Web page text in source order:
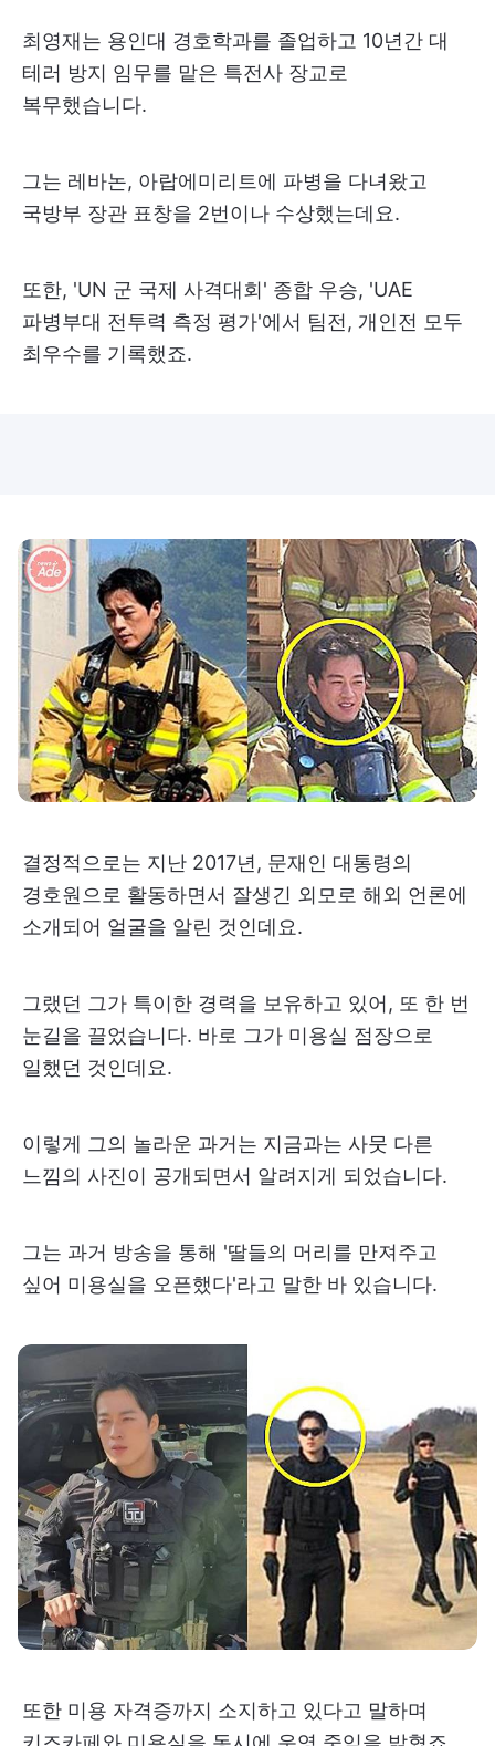
최영재는 용인대 경호학과를 졸업하고 10년간 대
테러 방지 임무를 맡은 특전사 장교로
복무했습니다.
그는 레바논, 아랍에미리트에 파병을 다녀왔고
국방부 장관 표창을 2번이나 수상했는데요.
또한, 'UN 군 국제 사격대회' 종합 우승, 'UAE
파병부대 전투력 측정 평가'에서 팀전, 개인전 모두
최우수를 기록했죠.
결정적으로는 지난 2017년, 문재인 대통령의
경호원으로 활동하면서 잘생긴 외모로 해외 언론에
소개되어 얼굴을 알린 것인데요.
그랬던 그가 특이한 경력을 보유하고 있어, 또 한 번
눈길을 끌었습니다. 바로 그가 미용실 점장으로
일했던 것인데요.
이렇게 그의 놀라운 과거는 지금과는 사뭇 다른
느낌의 사진이 공개되면서 알려지게 되었습니다.
그는 과거 방송을 통해 '딸들의 머리를 만져주고
싶어 미용실을 오픈했다'라고 말한 바 있습니다.
또한 미용 자격증까지 소지하고 있다고 말하며